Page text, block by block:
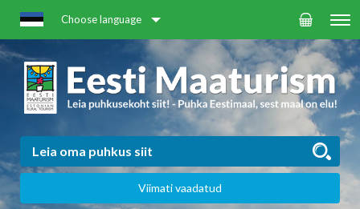
Choose language
Viimati vaadatud